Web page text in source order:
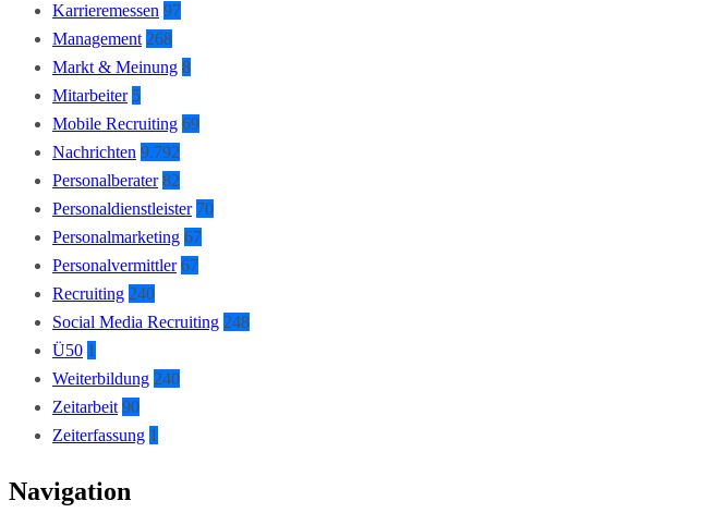
Karrieremessen 97
Management 268
Markt & Meinung 8
Mitarbeiter 5
Mobile Recruiting 69
Nachrichten 9.792
Personalberater 82
Personaldienstleister 70
Personalmarketing 67
Personalvermittler 67
Recruiting 240
Social Media Recruiting 248
Ü50 1
Weiterbildung 240
Zeitarbeit 90
Zeiterfassung 1
Navigation